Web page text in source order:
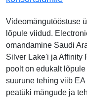
Videomängutööstuse
lõpule viidud.
omandamine Saudi
Silver Lake'i ja Affinity
poolt on edukalt
suurune tehing viib
peatüki mängude ja